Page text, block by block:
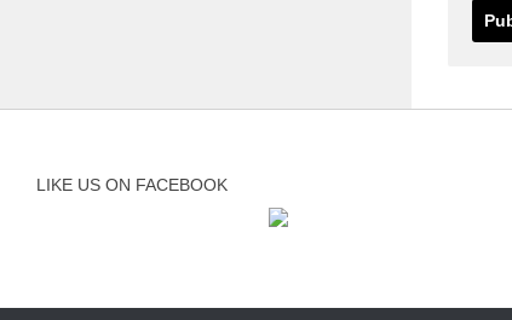
LIKE US ON FACEBOOK